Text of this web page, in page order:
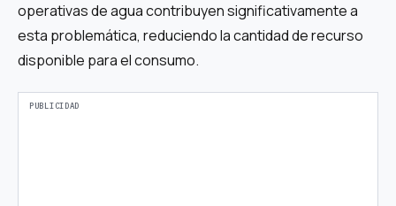
operativas de agua contribuyen significativamente a
esta problemática, reduciendo la cantidad de recurso
disponible para el consumo.